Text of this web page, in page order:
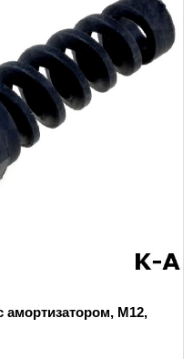
M12,